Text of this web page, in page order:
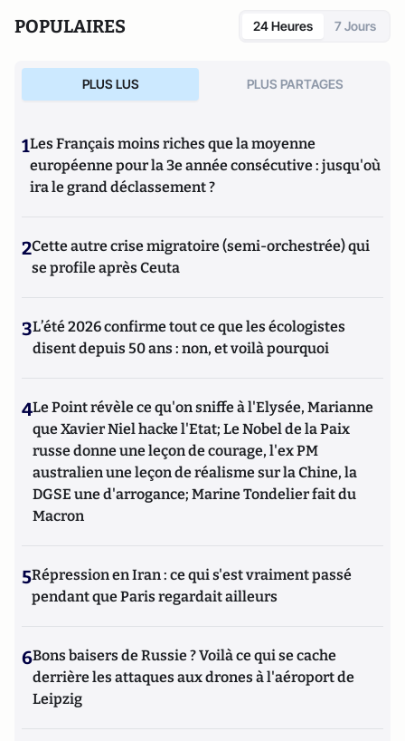
POPULAIRES 24 Heures 7 Jours
PLUS LUS PLUS PARTAGES
1Les Français moins riches que la moyenne
européenne pour la 3e année consécutive : jusqu'où
ira le grand déclassement ?
2Cette autre crise migratoire (semi-orchestrée) qui
se profile après Ceuta
3L’été 2026 confirme tout ce que les écologistes
disent depuis 50 ans : non, et voilà pourquoi
4Le Point révèle ce qu'on sniffe à l'Elysée, Marianne
que Xavier Niel hacke l'Etat; Le Nobel de la Paix
russe donne une leçon de courage, l'ex PM
australien une leçon de réalisme sur la Chine, la
DGSE une d'arrogance; Marine Tondelier fait du
Macron
5Répression en Iran : ce qui s'est vraiment passé
pendant que Paris regardait ailleurs
6Bons baisers de Russie ? Voilà ce qui se cache
derrière les attaques aux drones à l'aéroport de
Leipzig